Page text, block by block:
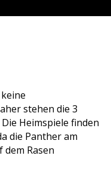
stehen die 3
Heimspiele finden
die Panther am
Rasen